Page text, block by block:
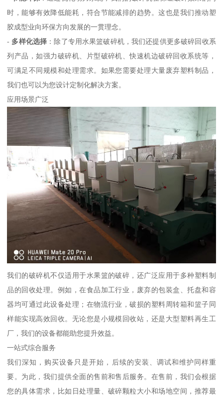
时，能够有效降低能耗，符合节能减排的趋势。这也是我们推动塑
胶成型业向环保方向发展的一贯理念。
- 多样化选择 ：除了专用水果篮破碎机，我们还提供更多破碎回收系
列产品，如强力破碎机、片型破碎机、快速机边破碎回收系统等，
可满足不同规模和处理需求。如果您需要处理大量废弃塑料制品，
我们也可以为您设计定制化解决方案。
应用场景广泛
我们的破碎机不仅适用于水果篮的破碎，还广泛应用于多种塑料制
品的回收处理。例如，在食品加工行业，废弃的包装盒、托盘和容
器均可通过此设备处理；在物流行业，破损的塑料周转箱和篮子同
样能实现高效回收。无论您是小规模回收站，还是大型塑料再生工
厂，我们的设备都能助您提升效益。
一站式综合服务
我们深知，购买设备只是开始，后续的安装、调试和维护同样重
要。为此，我们提供全面的售前和售后服务。在售前，我们会根据
您的具体需求，比如日处理量、破碎颗粒大小和场地空间，推荐最